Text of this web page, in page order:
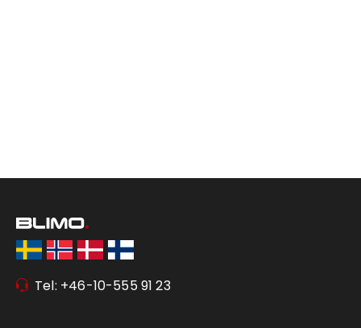
Tel: +46-10-555 91 23